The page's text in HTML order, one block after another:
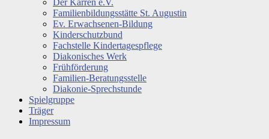
Familienbildungsstätte St. Augustin
Ev. Erwachsenen-Bildung
Kinderschutzbund
Fachstelle Kindertagespflege
Diakonisches Werk
Frühförderung
Familien-Beratungsstelle
Diakonie-Sprechstunde
Spielgruppe
Träger
Impressum